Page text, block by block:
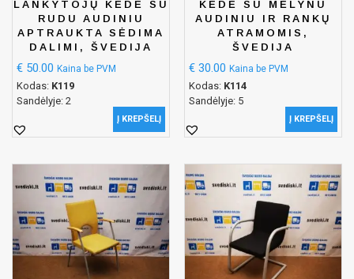
LANKYTOJŲ KĖDĖ SU
RUDU AUDINIU
APTRAUKTA SĖDIMA
DALIMI, ŠVEDIJA
€ 50.00 Kaina be PVM
Kodas: K119
Sandėlyje: 2
Į KREPŠELĮ
KĖDĖ SU MĖLYNU
AUDINIU IR RANKŲ
ATRAMOMIS,
ŠVEDIJA
€ 30.00 Kaina be PVM
Kodas: K114
Sandėlyje: 5
Į KREPŠELĮ